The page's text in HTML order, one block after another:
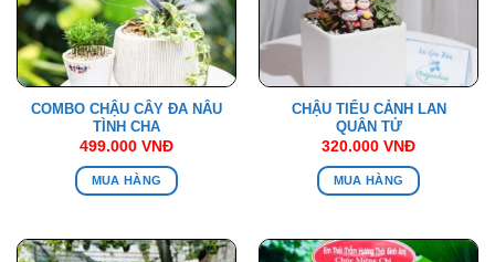
COMBO CHẬU CÂY ĐA NÂU
TÌNH CHA
499.000 VNĐ
MUA HÀNG
CHẬU TIỂU CẢNH LAN
QUÂN TỬ
320.000 VNĐ
MUA HÀNG